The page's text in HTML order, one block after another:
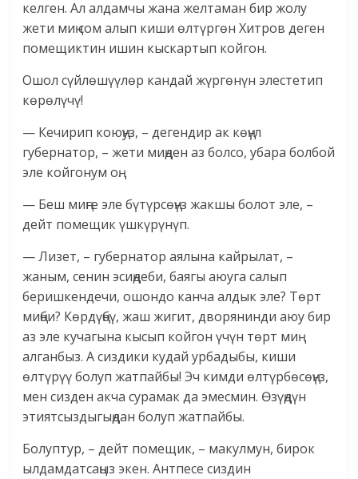
келген. Ал алдамчы жана желтаман бир жолу
жети миң сом алып киши өлтүргөн Хитров деген
помещиктин ишин кыскартып койгон.
Ошол сүйлөшүүлөр кандай жүргөнүн элестетип
көрөлүчү!
— Кечирип коюңуз, – дегендир ак көңүл
губернатор, – жети миңден аз болсо, убара болбой
эле койгонум оң.
— Беш миңге эле бүтүрсөңүз жакшы болот эле, –
дейт помещик үшкүрүнүп.
— Лизет, – губернатор аялына кайрылат, –
жаным, сенин эсиңдеби, баягы аюуга салып
беришкендечи, ошондо канча алдык эле? Төрт
миңби? Көрдүңбү, жаш жигит, дворянинди аюу бир
аз эле кучагына кысып койгон үчүн төрт миң
алганбыз. А сиздики кудай урбадыбы, киши
өлтүрүү болуп жатпайбы! Эч кимди өлтүрбөсөңүз,
мен сизден акча сурамак да эмесмин. Өзүңдүн
этиятсыздыгыңдан болуп жатпайбы.
Болуптур, – дейт помещик, – макулмун, бирок
ылдамдатсаңыз экен. Антпесе сиздин